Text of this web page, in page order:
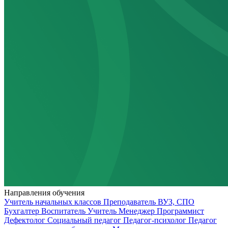
Направления обучения
Учитель начальных классов Преподаватель ВУЗ, СПО
Бухгалтер Воспитатель Учитель Менеджер Программист
Дефектолог Социальный педагог Педагог-психолог Педагог